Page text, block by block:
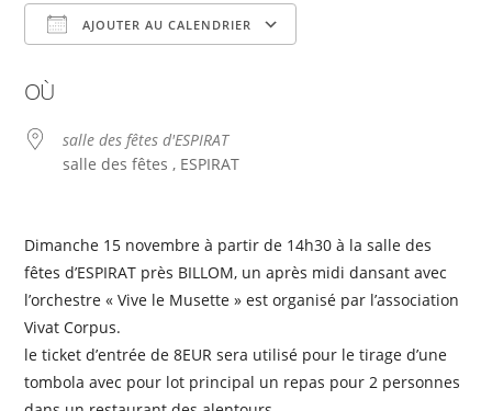
AJOUTER AU CALENDRIER
OÙ
salle des fêtes d'ESPIRAT
salle des fêtes , ESPIRAT
Dimanche 15 novembre à partir de 14h30 à la salle des
fêtes d’ESPIRAT près BILLOM, un après midi dansant avec
l’orchestre « Vive le Musette » est organisé par l’association
Vivat Corpus.
le ticket d’entrée de 8EUR sera utilisé pour le tirage d’une
tombola avec pour lot principal un repas pour 2 personnes